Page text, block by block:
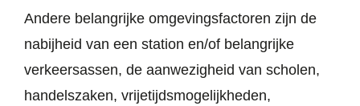
Andere belangrijke omgevingsfactoren zijn de
nabijheid van een station en/of belangrijke
verkeersassen, de aanwezigheid van scholen,
handelszaken, vrijetijdsmogelijkheden,